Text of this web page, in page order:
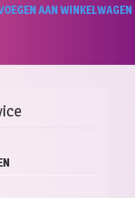
AAN WINKELWAGEN